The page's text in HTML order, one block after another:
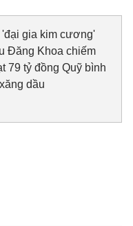
'đại gia kim cương'
Đăng Khoa chiếm
79 tỷ đồng Quỹ bình
dầu